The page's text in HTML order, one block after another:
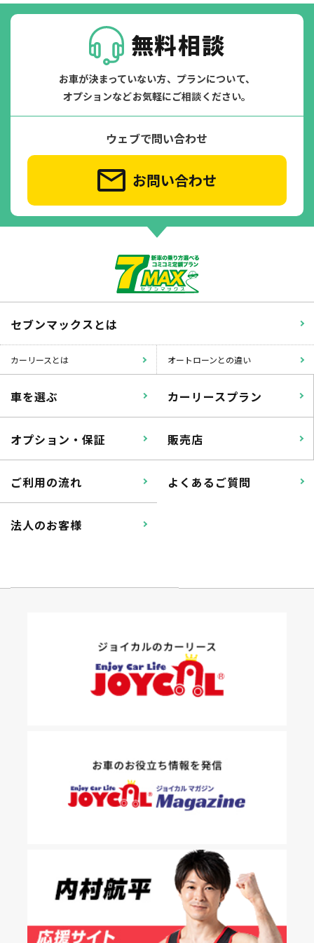
無料相談
お車が決まっていない方、プランについて、
オプションなどお気軽にご相談ください。
ウェブで問い合わせ
お問い合わせ
セブンマックスとは
カーリースとは オートローンとの違い
車を選ぶ カーリースプラン
オプション・保証 販売店
ご利用の流れ よくあるご質問
法人のお客様